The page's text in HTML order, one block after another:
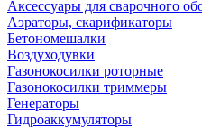
Аксессуары для сварочного
Аэраторы, скарификаторы
Бетономешалки
Воздуходувки
Газонокосилки роторные
Газонокосилки триммеры
Генераторы
Гидроаккумуляторы